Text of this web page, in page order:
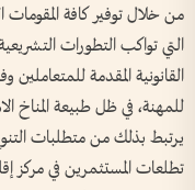
من خلال توفير كافة المقومات
التي تواكب التطورات
القانونية المقدمة للمتعاملين
للمهنة، في ظل طبيعة المناخ
يرتبط بذلك من متطلبات
تطلعات المستثمرين في مركز